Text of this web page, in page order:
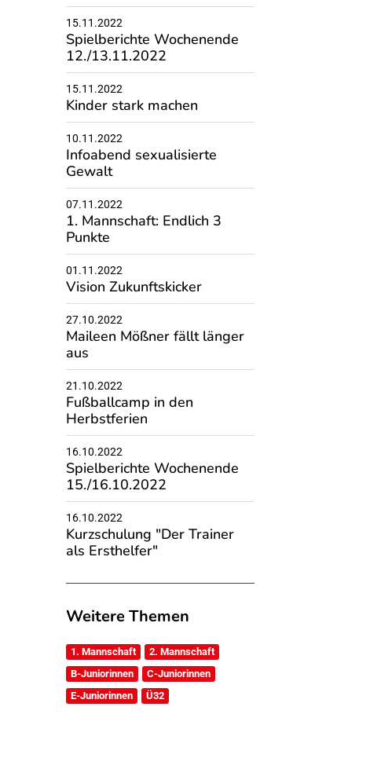
15.11.2022
Spielberichte Wochenende
12./13.11.2022
15.11.2022
Kinder stark machen
10.11.2022
Infoabend sexualisierte
Gewalt
07.11.2022
1. Mannschaft: Endlich 3
Punkte
01.11.2022
Vision Zukunftskicker
27.10.2022
Maileen Mößner fällt länger
aus
21.10.2022
Fußballcamp in den
Herbstferien
16.10.2022
Spielberichte Wochenende
15./16.10.2022
16.10.2022
Kurzschulung "Der Trainer
als Ersthelfer"
Weitere Themen
1. Mannschaft
2. Mannschaft
B-Juniorinnen
C-Juniorinnen
E-Juniorinnen
Ü32